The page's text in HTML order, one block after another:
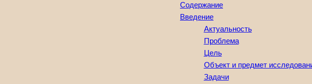
Содержание
Введение
Актуальность
Проблема
Цель
Объект и предмет
Задачи